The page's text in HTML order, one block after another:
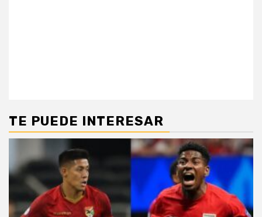
TE PUEDE INTERESAR